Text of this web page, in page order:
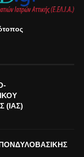
(ΙΑΣ)